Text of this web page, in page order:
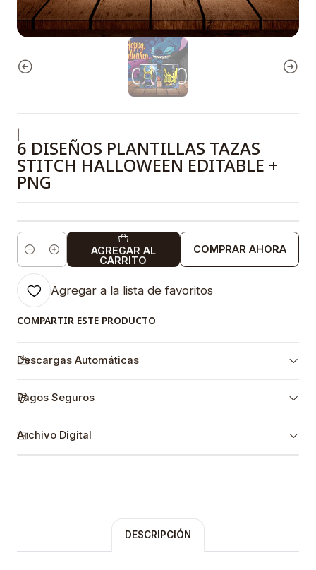
6 DISEÑOS PLANTILLAS TAZAS
STITCH HALLOWEEN EDITABLE +
PNG
Cantidad
AGREGAR AL
CARRITO
COMPRAR AHORA
Agregar a la lista de favoritos
COMPARTIR ESTE PRODUCTO
Descargas Automáticas
Pagos Seguros
Archivo Digital
DESCRIPCIÓN